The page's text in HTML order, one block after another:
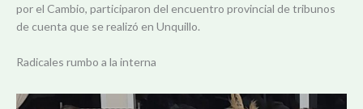
por el Cambio, participaron del encuentro provincial de tribunos
de cuenta que se realizó en Unquillo.
Radicales rumbo a la interna